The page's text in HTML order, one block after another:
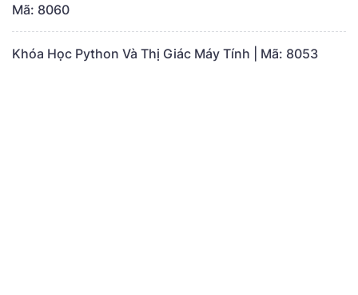
Mã: 8060
Khóa Học Python Và Thị Giác Máy Tính | Mã: 8053